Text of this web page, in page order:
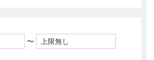
〜